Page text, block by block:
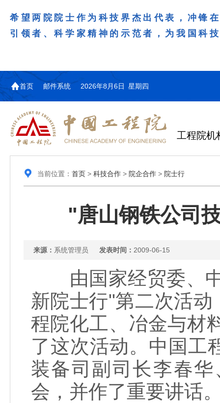
希望两院院士作为科技界杰出代表，冲锋
引领者、科学家精神的示范者，为我国科
首页 邮件系统 2026年8月6日 星期四
工程院机
当前位置： 首页> 科技合作> 院企合作> 院士行
"唐山钢铁公司
来源： 系统管理员 发表时间： 2009-06-15
由国家经贸委、中
新院士行"第二次活
程院化工、冶金与材
了这次活动。中国工
装备司副司长李春
会，并作了重要讲话